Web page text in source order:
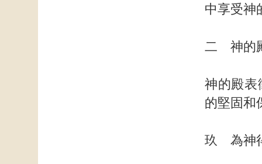
中享受神
二 神的
神的殿表
的堅固和
玖 為神